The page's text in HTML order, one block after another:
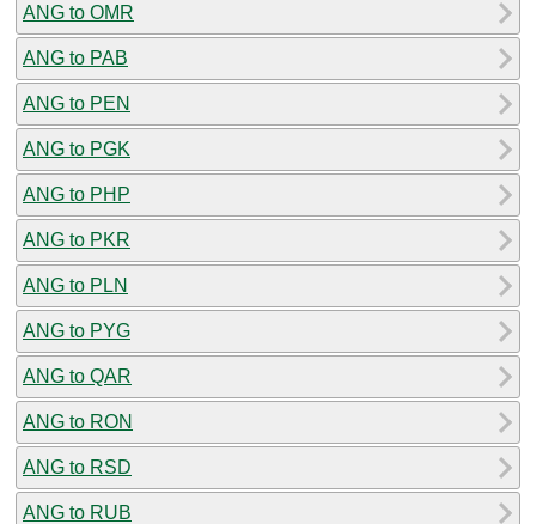
ANG to OMR
ANG to PAB
ANG to PEN
ANG to PGK
ANG to PHP
ANG to PKR
ANG to PLN
ANG to PYG
ANG to QAR
ANG to RON
ANG to RSD
ANG to RUB